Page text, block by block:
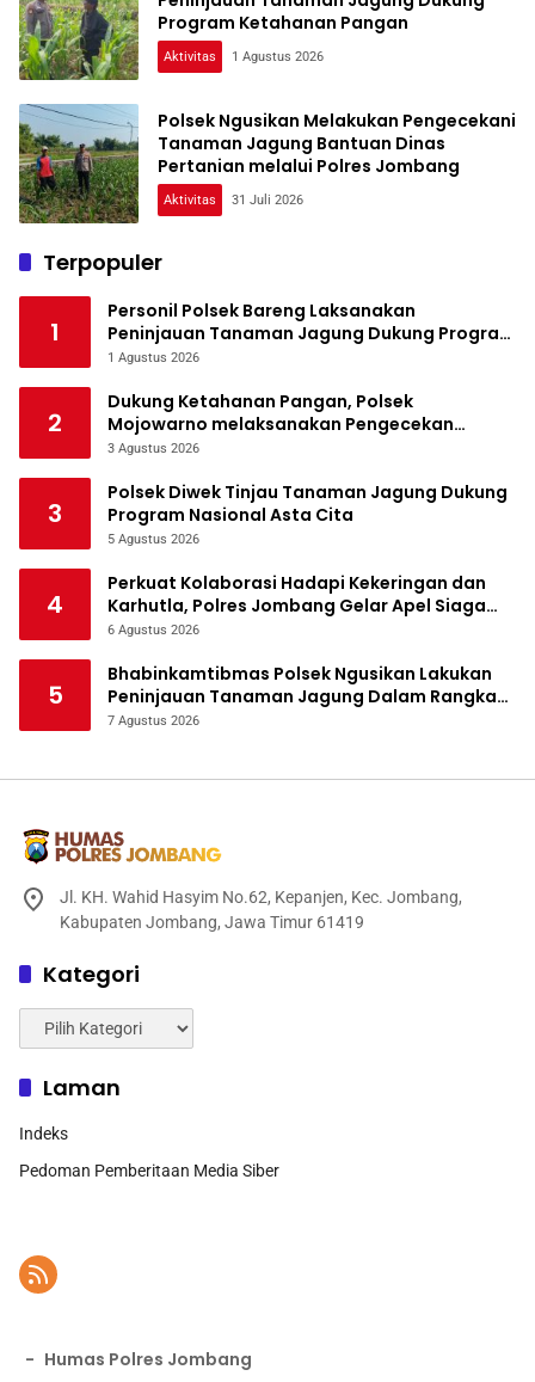
Program Ketahanan Pangan
Aktivitas 1 Agustus 2026
Polsek Ngusikan Melakukan Pengecekani
Tanaman Jagung Bantuan Dinas
Pertanian melalui Polres Jombang
Aktivitas 31 Juli 2026
Terpopuler
1
Personil Polsek Bareng Laksanakan
Peninjauan Tanaman Jagung Dukung Program
Ketahanan Pangan
1 Agustus 2026
2
Dukung Ketahanan Pangan, Polsek
Mojowarno melaksanakan Pengecekan
Tanaman Jagung
3 Agustus 2026
3
Polsek Diwek Tinjau Tanaman Jagung Dukung
Program Nasional Asta Cita
5 Agustus 2026
4
Perkuat Kolaborasi Hadapi Kekeringan dan
Karhutla, Polres Jombang Gelar Apel Siaga
Bencana
6 Agustus 2026
5
Bhabinkamtibmas Polsek Ngusikan Lakukan
Peninjauan Tanaman Jagung Dalam Rangka
Mendukung Ketahanan Pangan
7 Agustus 2026
Jl. KH. Wahid Hasyim No.62, Kepanjen, Kec. Jombang,
Kabupaten Jombang, Jawa Timur 61419
Kategori
Kategori
Laman
Indeks
Pedoman Pemberitaan Media Siber
- Humas Polres Jombang